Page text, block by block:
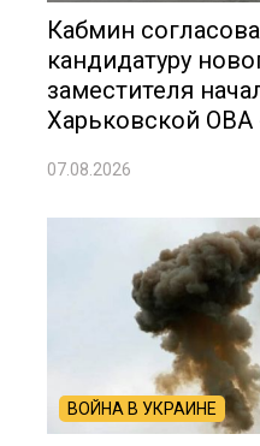
Кабмин
кандидатуру
заместителя
Харьковской ОВА
07.08.2026
ВОЙНА В УКРАИНЕ